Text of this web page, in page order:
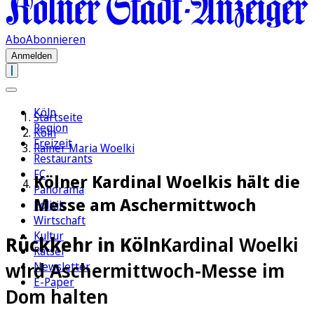
AboAbonnieren
Anmelden
Köln
Region
Freizeit
Restaurants
FC
Panorama
Politik
Wirtschaft
Kultur
Rätsel
Newsletter
E-Paper
Startseite
Köln
Rainer Maria Woelki
Kölner Kardinal Woelkis hält die
Messe am Aschermittwoch
Rückkehr in KölnKardinal Woelki
wird Aschermittwoch-Messe im
Dom halten